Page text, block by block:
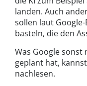
landen. Auch
sollen laut
basteln, die den
Was Google sonst
geplant hat,
nachlesen.